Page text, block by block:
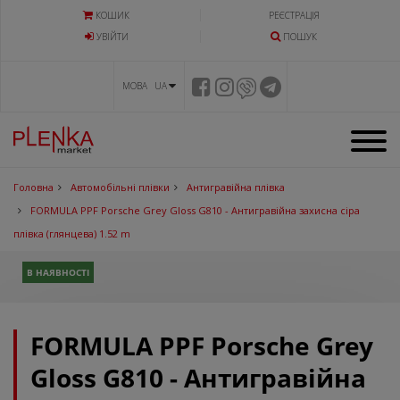
КОШИК
РЕЄСТРАЦІЯ
УВIЙТИ
ПОШУК
МОВА UA
Головна Автомобільні плівки
Антигравійна плівка
FORMULA PPF Porsche Grey Gloss G810 - Антигравійна захисна сіра
плівка (глянцева) 1.52 m
В НАЯВНОСТІ
FORMULA PPF Porsche Grey
Gloss G810 - Антигравійна